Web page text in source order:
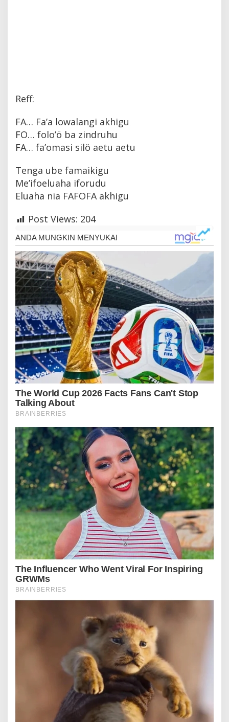
Reff:
FA… Fa’a lowalangi akhigu
FO… folo’ö ba zindruhu
FA… fa’omasi silö aetu aetu
Tenga ube famaikigu
Me’ifoeluaha iforudu
Eluaha nia FAFOFA akhigu
Post Views: 204